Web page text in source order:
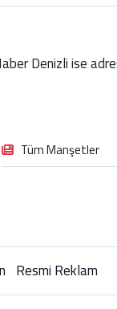
Denizli ise
Tüm Manşetler
Resmi Reklam